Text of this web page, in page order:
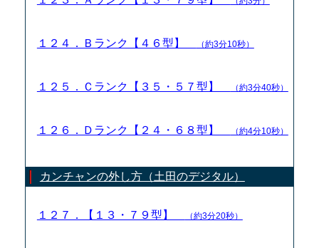
１２４．Ｂランク【４６型】 （約3分10秒）
１２５．Ｃランク【３５・５７型】 （約3分40秒）
１２６．Ｄランク【２４・６８型】 （約4分10秒）
カンチャンの外し方（土田のデジタル）
１２７．【１３・７９型】 （約3分20秒）